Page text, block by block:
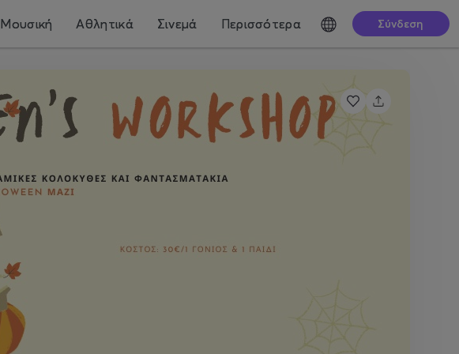
Μουσική Αθλητικά Σινεμά Περισσότερα Σύνδεση